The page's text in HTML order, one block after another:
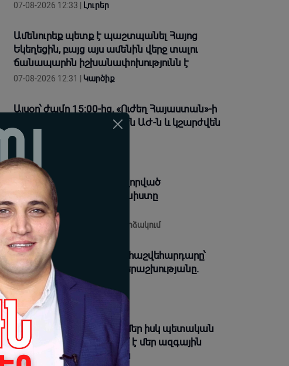
07-08-2026 12:33 | Լուրեր
Ամենուրեք պետք է պաշտպանել Հայոց
Եկեղեցին, բայց այս ամենին վերջ տալու
ճանապարհն իշխանափոխությունն է
07-08-2026 12:31 | Կարծիք
Այսօր՝ ժամը 15:00-ից, «Ուժեղ Հայաստան»-ի
պատգամավորները կլքեն ԱԺ-ն և կշարժվեն
դեպի Էջմիածին
Live. ԿԱՐԵՒՈՐ. Նոր ձևավորված
խորհրդարանի առաջին նիստը
շարունակվում է
07-08-2026 11:12 | Ուղիղ հեռարձակում
Գագիկ Ծառուկյանի դեմ հաշվեհարդարը՝
հարված հանրային համերաշխությանը.
Սուրենյանց
06-08-2026 23:33 |
Աշխարհը կհարգի՞, եթե մեր իսկ պետական
համակարգը միջամտում է մեր ազգային
Եկեղեցու ներքին կարգին